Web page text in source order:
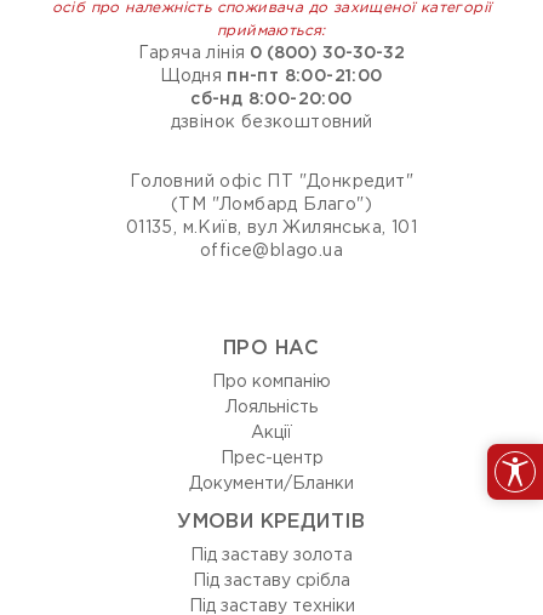
осіб про належність споживача до захищеної категорії
приймаються:
Гаряча лінія 0 (800) 30-30-32
Щодня пн-пт 8:00-21:00
сб-нд 8:00-20:00
дзвінок безкоштовний
Головний офіс ПТ "Донкредит"
(ТМ "Ломбард Благо")
01135, м.Київ, вул Жилянська, 101
office@blago.ua
ПРО НАС
Про компанію
Лояльність
Акції
Прес-центр
Документи/Бланки
УМОВИ КРЕДИТІВ
Під заставу золота
Під заставу срібла
Під заставу техніки